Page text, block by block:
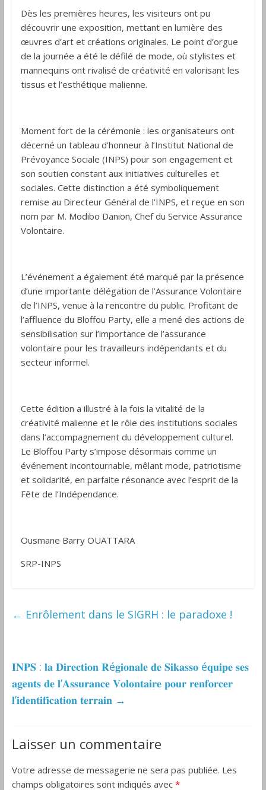
Dès les premières heures, les visiteurs ont pu
découvrir une exposition, mettant en lumière des
œuvres d’art et créations originales. Le point d’orgue
de la journée a été le défilé de mode, où stylistes et
mannequins ont rivalisé de créativité en valorisant les
tissus et l’esthétique malienne.
Moment fort de la cérémonie : les organisateurs ont
décerné un tableau d’honneur à l’Institut National de
Prévoyance Sociale (INPS) pour son engagement et
son soutien constant aux initiatives culturelles et
sociales. Cette distinction a été symboliquement
remise au Directeur Général de l’INPS, et reçue en son
nom par M. Modibo Danion, Chef du Service Assurance
Volontaire.
L’événement a également été marqué par la présence
d’une importante délégation de l’Assurance Volontaire
de l’INPS, venue à la rencontre du public. Profitant de
l’affluence du Bloffou Party, elle a mené des actions de
sensibilisation sur l’importance de l’assurance
volontaire pour les travailleurs indépendants et du
secteur informel.
Cette édition a illustré à la fois la vitalité de la
créativité malienne et le rôle des institutions sociales
dans l’accompagnement du développement culturel.
Le Bloffou Party s’impose désormais comme un
événement incontournable, mêlant mode, patriotisme
et solidarité, en parfaite résonance avec l’esprit de la
Fête de l’Indépendance.
Ousmane Barry OUATTARA
SRP-INPS
← Enrôlement dans le SIGRH : le paradoxe !
𝐈𝐍𝐏𝐒 : 𝐥𝐚 𝐃𝐢𝐫𝐞𝐜𝐭𝐢𝐨𝐧 𝐑é𝐠𝐢𝐨𝐧𝐚𝐥𝐞 𝐝𝐞 𝐒𝐢𝐤𝐚𝐬𝐬𝐨 é𝐪𝐮𝐢𝐩𝐞 𝐬𝐞𝐬
𝐚𝐠𝐞𝐧𝐭𝐬 𝐝𝐞 𝐥’𝐀𝐬𝐬𝐮𝐫𝐚𝐧𝐜𝐞 𝐕𝐨𝐥𝐨𝐧𝐭𝐚𝐢𝐫𝐞 𝐩𝐨𝐮𝐫 𝐫𝐞𝐧𝐟𝐨𝐫𝐜𝐞𝐫
𝐥’𝐢𝐝𝐞𝐧𝐭𝐢𝐟𝐢𝐜𝐚𝐭𝐢𝐨𝐧 𝐭𝐞𝐫𝐫𝐚𝐢𝐧 →
Laisser un commentaire
Votre adresse de messagerie ne sera pas publiée. Les
champs obligatoires sont indiqués avec *